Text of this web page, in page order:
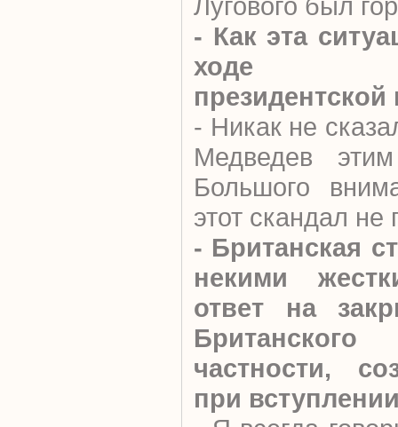
- Как эта
ходе
- Никак не
Медведев
Большого
этот скандал не
- Британская
некими
ответ на
частности,
при